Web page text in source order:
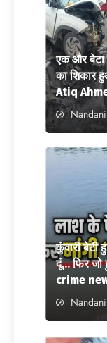
एक और बेटा
का शिकार
Atiq
Nandani
कुंवारी बेटी
दूं… फिर
crime
Nandani